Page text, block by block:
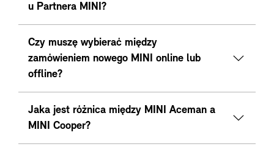
u Partnera MINI?
Czy muszę wybierać między
zamówieniem nowego MINI online lub
offline?
Jaka jest różnica między MINI Aceman a
MINI Cooper?